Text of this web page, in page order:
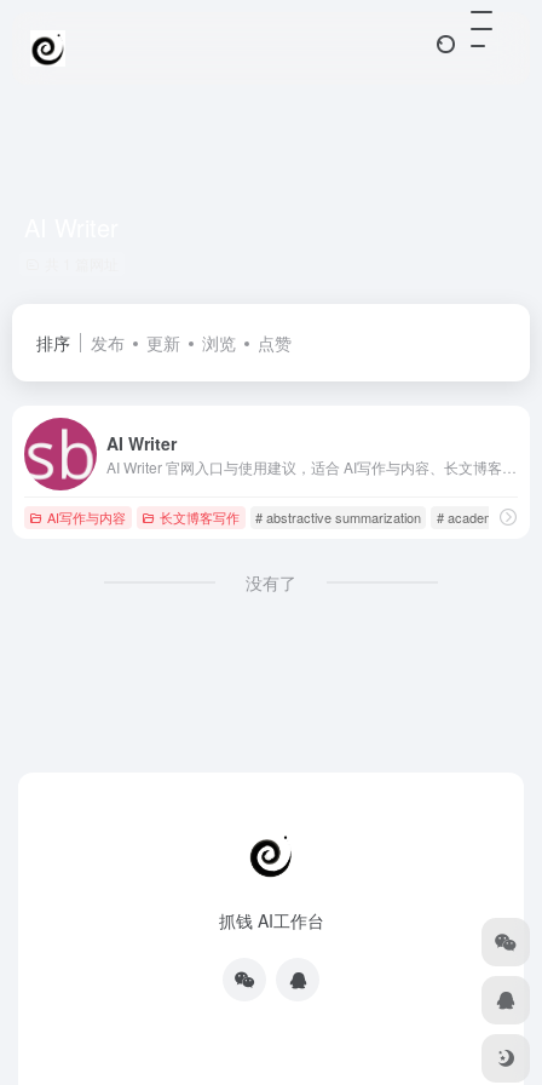
排序 发布 更新 浏览 点赞
AI Writer
AI写作与内容 长文博客写作 # abstractive summarization # academic
没有了
抓钱 AI工作台